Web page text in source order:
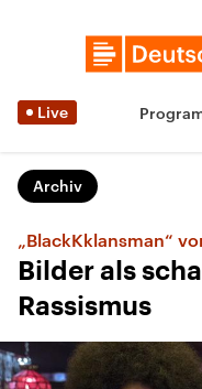
Live
Archiv
„BlackKklansman“
Bilder als
Rassismus